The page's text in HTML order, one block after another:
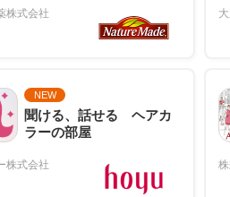
NEW
聞ける、話せる ヘアカ
ラーの部屋